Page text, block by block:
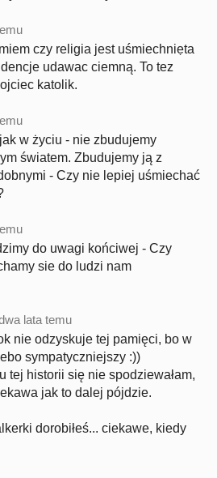
czy religia jest uśmiechniẹta
udawac ciemną. To tez
katolik.
w życiu - nie zbudujemy
światem. Zbudujemy ją z
- Czy nie lepiej uśmiechać
do uwagi końciwej - Czy
sie do ludzi nam
lata temu
nie odzyskuje tej pamięci, bo w
sympatyczniejszy :))
tej historii się nie spodziewałam,
jak to dalej pójdzie.
dorobiłeś... ciekawe, kiedy